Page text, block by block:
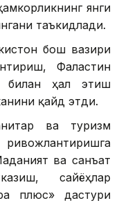
янги
таъкидлади.
бош вазири
Фаластин
билан ҳал этиш
қайд этди.
ва туризм
ва санъат
сайёҳлар
плюс» дастури